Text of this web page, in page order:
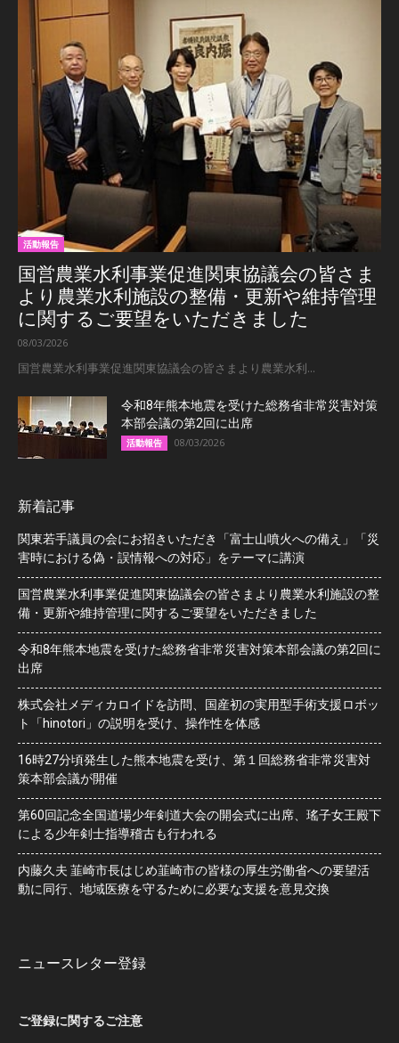
活動報告
国営農業水利事業促進関東協議会の皆さま
より農業水利施設の整備・更新や維持管理
に関するご要望をいただきました
08/03/2026
国営農業水利事業促進関東協議会の皆さまより農業水利...
令和8年熊本地震を受けた総務省非常災害対策
本部会議の第2回に出席
活動報告 08/03/2026
新着記事
関東若手議員の会にお招きいただき「富士山噴火への備え」「災
害時における偽・誤情報への対応」をテーマに講演
国営農業水利事業促進関東協議会の皆さまより農業水利施設の整
備・更新や維持管理に関するご要望をいただきました
令和8年熊本地震を受けた総務省非常災害対策本部会議の第2回に
出席
株式会社メディカロイドを訪問、国産初の実用型手術支援ロボッ
ト「hinotori」の説明を受け、操作性を体感
16時27分頃発生した熊本地震を受け、第１回総務省非常災害対
策本部会議が開催
第60回記念全国道場少年剣道大会の開会式に出席、瑤子女王殿下
による少年剣士指導稽古も行われる
内藤久夫 韮崎市長はじめ韮崎市の皆様の厚生労働省への要望活
動に同行、地域医療を守るために必要な支援を意見交換
ニュースレター登録
ご登録に関するご注意